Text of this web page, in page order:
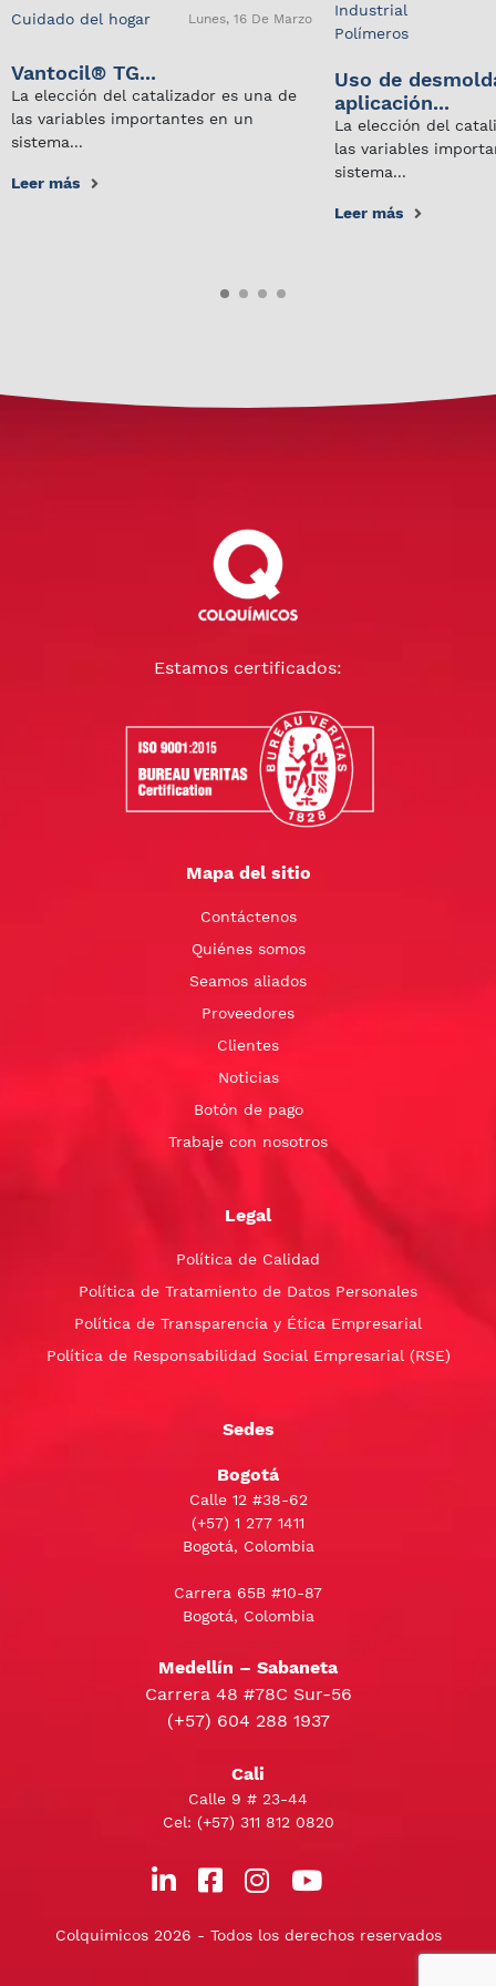
Cuidado del hogar Lunes, 16 De Marzo
Vantocil® TG...
La elección del catalizador es una de
las variables importantes en un
sistema...
Leer más
Industrial
Polímeros
Uso de
aplicación...
La elección del
las variables
sistema...
Leer más
Estamos certificados:
Mapa del sitio
Contáctenos
Quiénes somos
Seamos aliados
Proveedores
Clientes
Noticias
Botón de pago
Trabaje con nosotros
Legal
Política de Calidad
Política de Tratamiento de Datos Personales
Política de Transparencia y Ética Empresarial
Política de Responsabilidad Social Empresarial (RSE)
Sedes
Bogotá
Calle 12 #38-62
(+57) 1 277 1411
Bogotá, Colombia
Carrera 65B #10-87
Bogotá, Colombia
Medellín – Sabaneta
Carrera 48 #78C Sur-56
(+57) 604 288 1937
Cali
Calle 9 # 23-44
Cel: (+57) 311 812 0820
Colquimicos 2026 - Todos los derechos reservados